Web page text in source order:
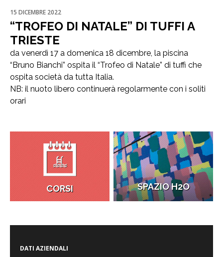
15 DICEMBRE 2022
“TROFEO DI NATALE” DI TUFFI A
TRIESTE
da venerdì 17 a domenica 18 dicembre, la piscina
“Bruno Bianchi” ospita il “Trofeo di Natale” di tuffi che
ospita società da tutta Italia.
NB: il nuoto libero continuerà regolarmente con i soliti
orari
CORSI SPAZIO H2O
DATI AZIENDALI